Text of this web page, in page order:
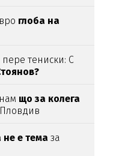
глоба на
тениски: С
що за колега
не е темаза